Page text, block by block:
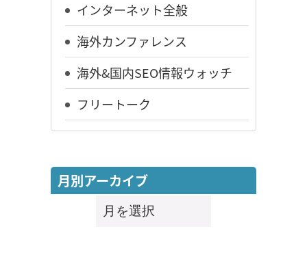
インターネット全般
海外カンファレンス
海外&国内SEO情報ウォッチ
フリートーク
月別アーカイブ
月
別